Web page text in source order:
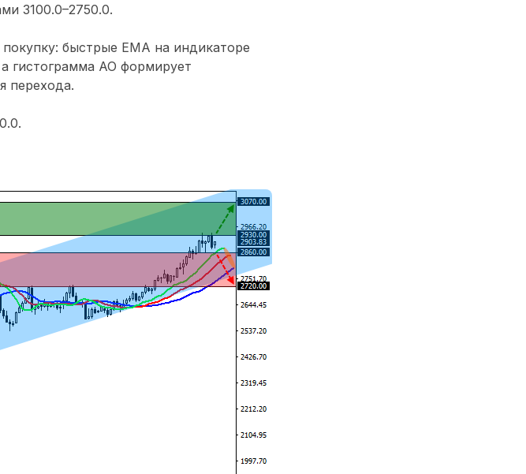
3100.0–2750.0.
быстрые ЕМА на индикаторе
гистограмма АО формирует
перехода.